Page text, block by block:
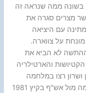
בשונה ממה שנראה זה
מצרים סגרה את
עם היציאה
על צווארה.
לא הביא את
והארטילריה
רצו במלחמה
הזאת, אבל מעטים זוכרים שאחרי ההסלמה מול אש"ף בקיץ 1981